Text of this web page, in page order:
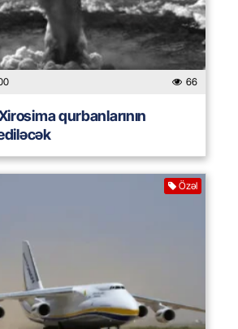
66
qurbanlarının
Özəl